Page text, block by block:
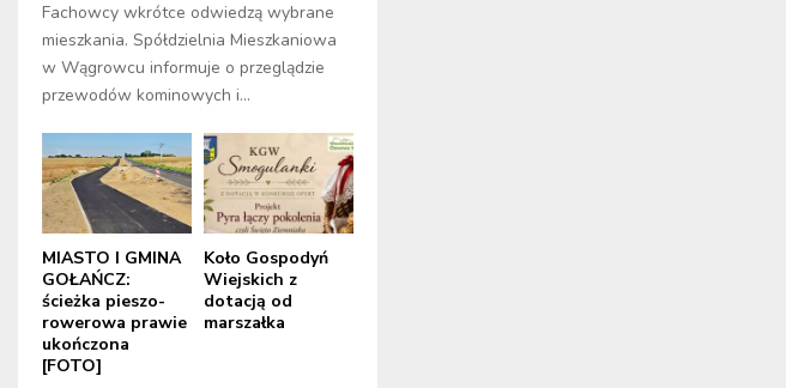
Fachowcy wkrótce odwiedzą wybrane
mieszkania. Spółdzielnia Mieszkaniowa
w Wągrowcu informuje o przeglądzie
przewodów kominowych i...
MIASTO I GMINA
GOŁAŃCZ:
ścieżka pieszo-
rowerowa prawie
ukończona
[FOTO]
Koło Gospodyń
Wiejskich z
dotacją od
marszałka